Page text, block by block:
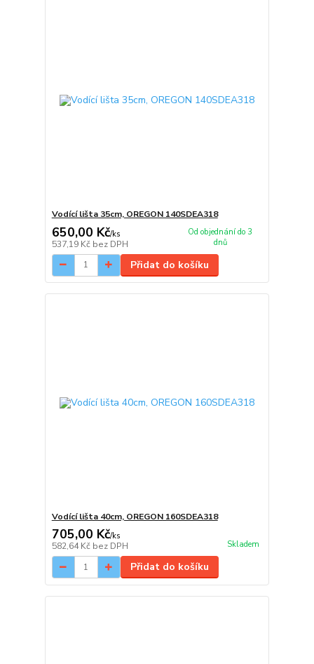
Vodící lišta 35cm, OREGON 140SDEA318
650,00 Kč/ks
537,19 Kč bez DPH
Od objednání do 3
dnů
Přidat do košíku
Vodící lišta 40cm, OREGON 160SDEA318
705,00 Kč/ks
582,64 Kč bez DPH Skladem
Přidat do košíku